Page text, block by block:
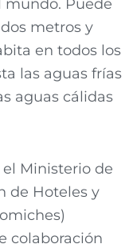
Puede
metros y
en todos los
las aguas frías
aguas cálidas
Ministerio de
de Hoteles y
colaboración